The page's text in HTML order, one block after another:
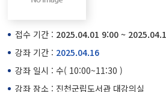
접수 기간 : 2025.04.01 9:00 ~
강좌 기간 : 2025.04.16
강좌 일시 : 수( 10:00~11:30 )
강좌 장소 : 진천군립도서관 대강의실